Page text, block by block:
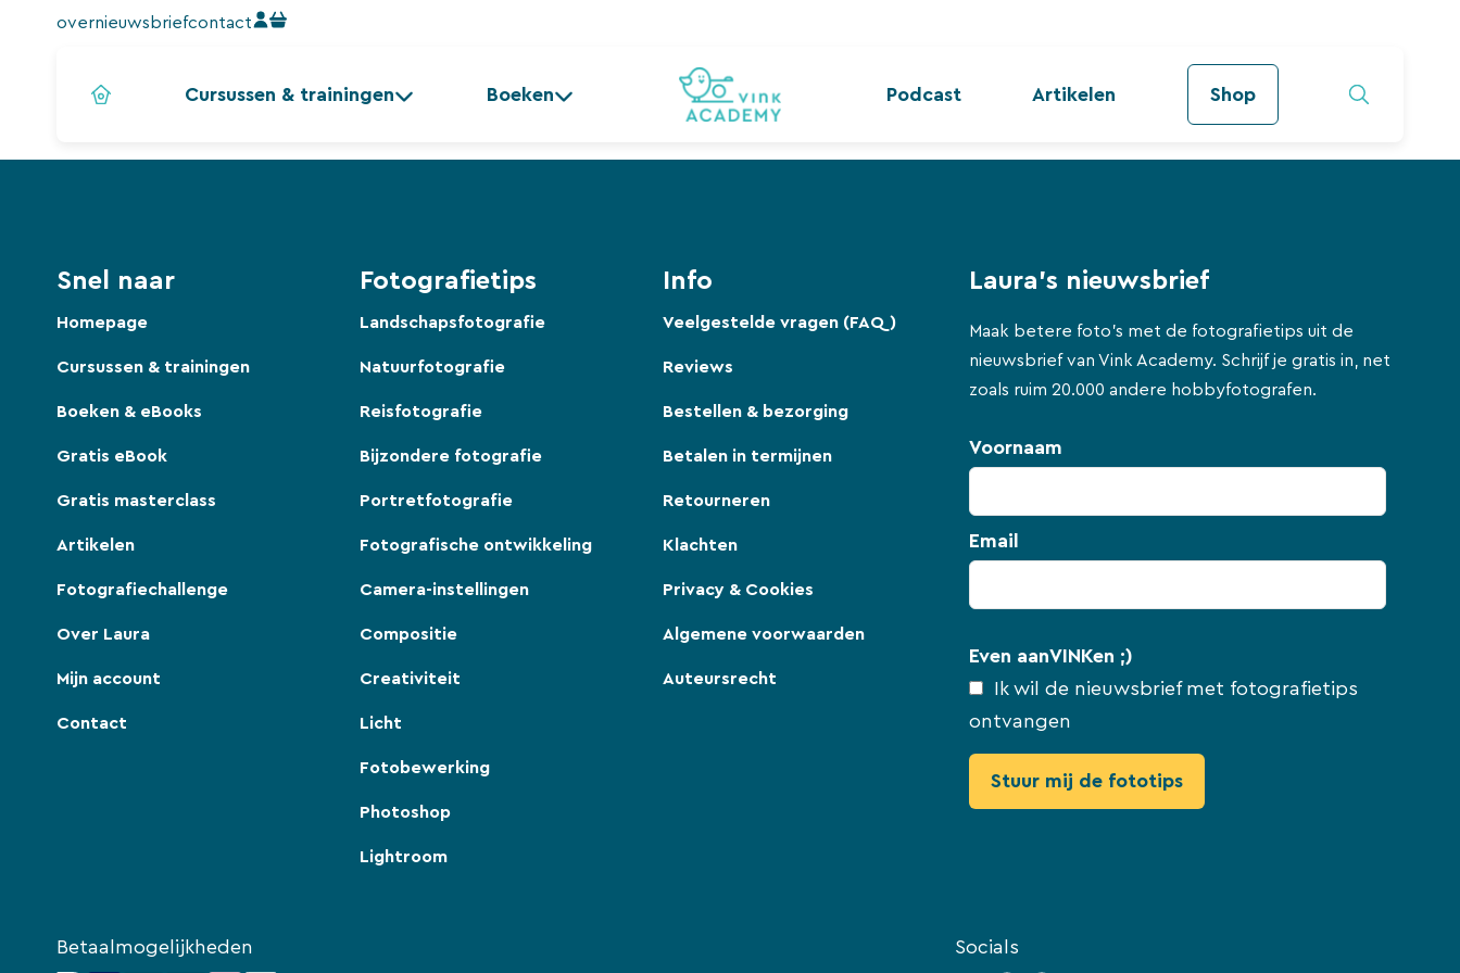
overnieuwsbriefcontact
Cursussen & trainingen Boeken Podcast Artikelen Shop
Snel naar
Homepage
Cursussen & trainingen
Boeken & eBooks
Gratis eBook
Gratis masterclass
Artikelen
Fotografiechallenge
Over Laura
Mijn account
Contact
Fotografietips
Landschapsfotografie
Natuurfotografie
Reisfotografie
Bijzondere fotografie
Portretfotografie
Fotografische ontwikkeling
Camera-instellingen
Compositie
Creativiteit
Licht
Fotobewerking
Photoshop
Lightroom
Info
Veelgestelde vragen (FAQ)
Reviews
Bestellen & bezorging
Betalen in termijnen
Retourneren
Klachten
Privacy & Cookies
Algemene voorwaarden
Auteursrecht
Laura's nieuwsbrief
Maak betere foto's met de fotografietips uit de
nieuwsbrief van Vink Academy. Schrijf je gratis in, net
zoals ruim 20.000 andere hobbyfotografen.
Voornaam
Email
Even aanVINKen ;)
Ik wil de nieuwsbrief met fotografietips
ontvangen
Betaalmogelijkheden Socials